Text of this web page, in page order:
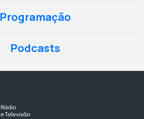
Programação
Podcasts